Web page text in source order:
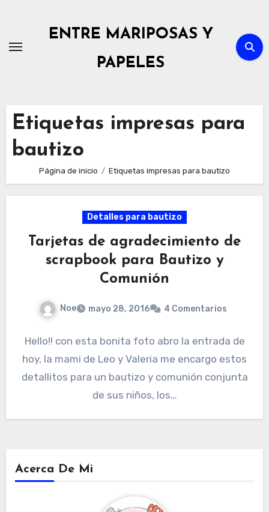
contenido
ENTRE MARIPOSAS Y
PAPELES
Etiquetas impresas para
bautizo
Página de inicio Etiquetas impresas para bautizo
Detalles para bautizo
Tarjetas de agradecimiento de
scrapbook para Bautizo y
Comunión
Noe mayo 28, 2016 4 Comentarios
Hello!! con esta bonita foto abro la entrada de
hoy, la mami de Leo y Valeria me encargo estos
detallitos para un bautizo y comunión conjunta
de sus niños, los…
Acerca De Mi